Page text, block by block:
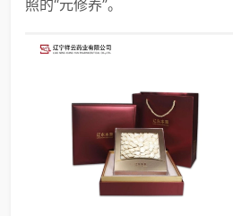
照的“元修养”。